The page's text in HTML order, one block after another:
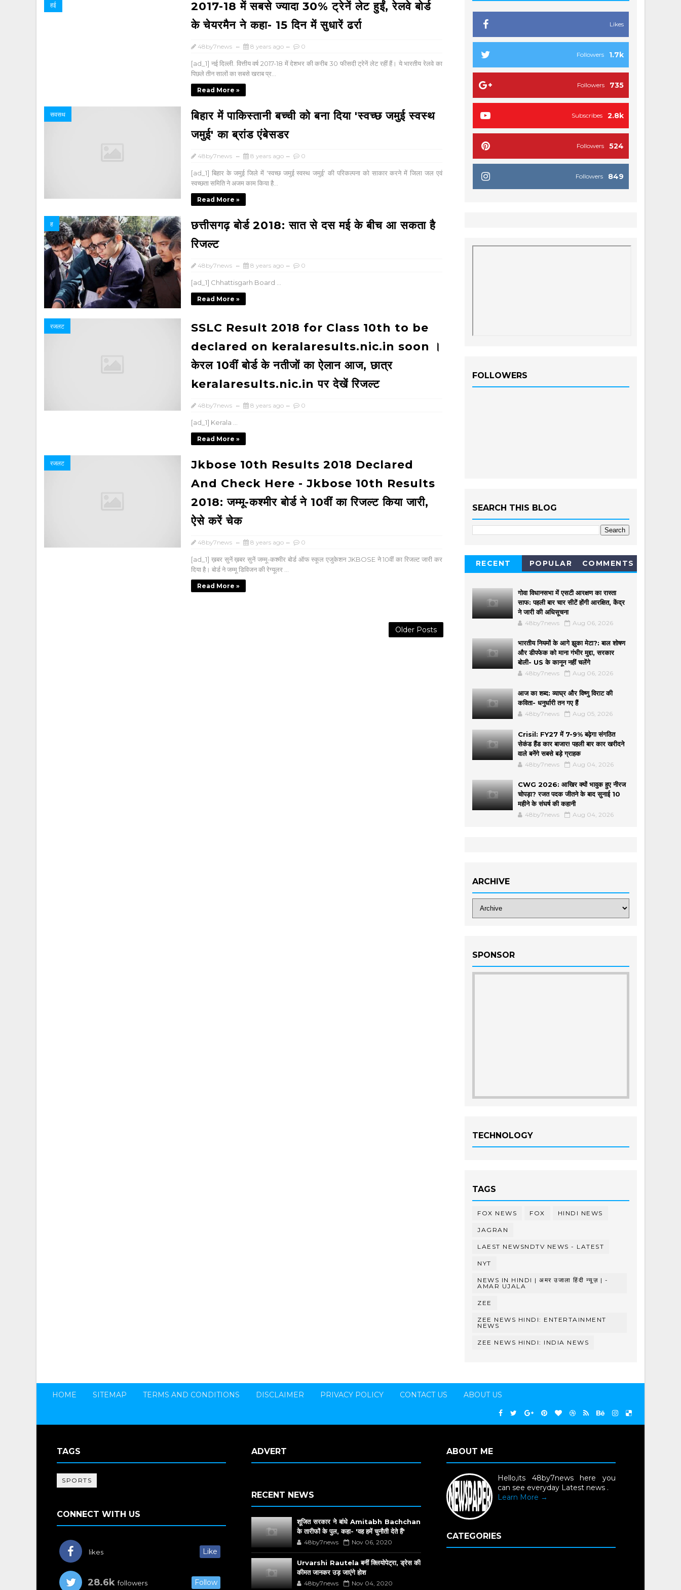
हई
2017-18 में सबसे ज्यादा 30% ट्रेनें लेट हुईं, रेलवे बोर्ड
के चेयरमैन ने कहा- 15 दिन में सुधारें ढर्रा
48by7news 8 years ago 0
[ad_1] नई दिल्ली. वित्तीय वर्ष 2017-18 में देशभर की करीब 30 फीसदी ट्रेनें लेट रहीं हैं। ये भारतीय रेलवे का
पिछले तीन सालों का सबसे खराब प्र...
Read More »
सवसथ
बिहार में पाकिस्तानी बच्ची को बना दिया 'स्वच्छ जमुई स्वस्थ
जमुई' का ब्रांड एंबेसडर
48by7news 8 years ago 0
[ad_1] बिहार के जमुई जिले में 'स्वच्छ जमुई स्वस्थ जमुई' की परिकल्पना को साकार करने में जिला जल एवं
स्वच्छता समिति ने अजम काम किया है...
Read More »
ह
छत्तीसगढ़ बोर्ड 2018: सात से दस मई के बीच आ सकता है
रिजल्‍ट
48by7news 8 years ago 0
[ad_1] Chhattisgarh Board ...
Read More »
रजलट
SSLC Result 2018 for Class 10th to be
declared on keralaresults.nic.in soon ।
केरल 10वीं बोर्ड के नतीजों का ऐलान आज, छात्र
keralaresults.nic.in पर देखें रिजल्ट
48by7news 8 years ago 0
[ad_1] Kerala ...
Read More »
रजलट
Jkbose 10th Results 2018 Declared
And Check Here - Jkbose 10th Results
2018: जम्मू-कश्मीर बोर्ड ने 10वीं का रिजल्ट किया जारी,
ऐसे करें चेक
48by7news 8 years ago 0
[ad_1] ख़बर सुनें ख़बर सुनें जम्मू-कश्मीर बोर्ड ऑफ स्कूल एजुकेशन JKBOSE ने 10वीं का रिजल्ट जारी कर
दिया है। बोर्ड ने जम्मू डिविजन की रेग्यूलर ...
Read More »
Older Posts
Likes
1.7k
Followers
735
Followers
2.8k
Subscribes
524
Followers
849
Followers
FOLLOWERS
SEARCH THIS BLOG
RECENT POPULAR COMMENTS
गोवा विधानसभा में एसटी आरक्षण का रास्ता
साफ: पहली बार चार सीटें होंगी आरक्षित, केंद्र
ने जारी की अधिसूचना
48by7news Aug 06, 2026
भारतीय नियमों के आगे झुका मेटा?: बाल शोषण
और डीपफेक को माना गंभीर मुद्दा, सरकार
बोली- US के कानून नहीं चलेंगे
48by7news Aug 06, 2026
आज का शब्द: व्याघ्र और विष्णु विराट की
कविता- धनुर्धारी तन गए हैं
48by7news Aug 05, 2026
Crisil: FY27 में 7-9% बढ़ेगा संगठित
सेकंड हैंड कार बाजार! पहली बार कार खरीदने
वाले बनेंगे सबसे बड़े ग्राहक
48by7news Aug 04, 2026
CWG 2026: आखिर क्यों भावुक हुए नीरज
चोपड़ा? रजत पदक जीतने के बाद सुनाई 10
महीने के संघर्ष की कहानी
48by7news Aug 04, 2026
ARCHIVE
SPONSOR
TECHNOLOGY
TAGS
FOX NEWS FOX HINDI NEWS
JAGRAN
LAEST NEWSNDTV NEWS - LATEST
NYT
NEWS IN HINDI | अमर उजाला हिंदी न्यूज़ | -
AMAR UJALA
ZEE
ZEE NEWS HINDI: ENTERTAINMENT
NEWS
ZEE NEWS HINDI: INDIA NEWS
HOME SITEMAP TERMS AND CONDITIONS DISCLAIMER PRIVACY POLICY CONTACT US ABOUT US
TAGS
SPORTS
CONNECT WITH US
likes Like
28.6k followers Follow
ADVERT
RECENT NEWS
शूजित सरकार ने बांधे Amitabh Bachchan
के तारीफों के पुल, कहा- 'वह हमें चुनौती देते हैं'
48by7news Nov 06, 2020
Urvarshi Rautela बनीं क्लियोपेट्रा, ड्रेस की
कीमत जानकर उड़ जाएंगे होश
48by7news Nov 04, 2020
ABOUT ME
Hello,its 48by7news here you
can see everyday Latest news .
Learn More →
CATEGORIES